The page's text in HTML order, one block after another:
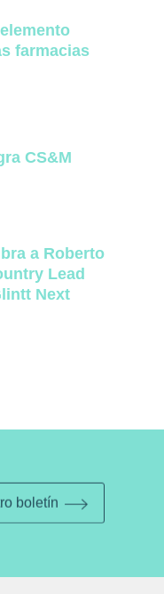
farmacias
CS&M
a Roberto
Lead
Next
boletín